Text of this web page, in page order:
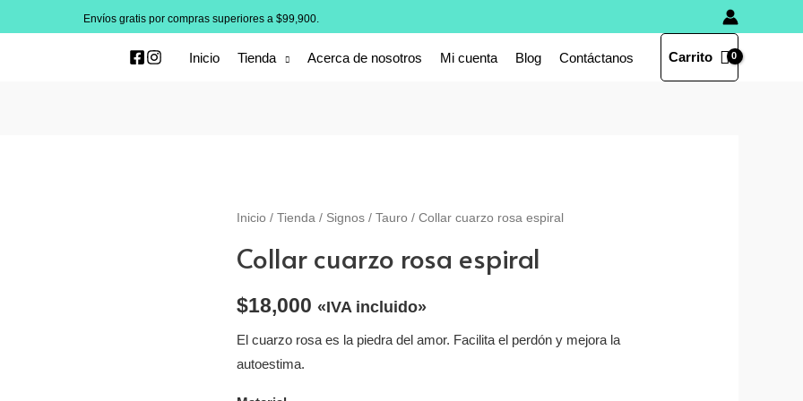
Envíos gratis por compras superiores a $99,900.
Inicio Tienda Acerca de nosotros Mi cuenta Blog Contáctanos Carrito
Inicio / Tienda / Signos / Tauro / Collar cuarzo rosa espiral
Collar cuarzo rosa espiral
$18,000 «IVA incluido»
El cuarzo rosa es la piedra del amor. Facilita el perdón y mejora la
autoestima.